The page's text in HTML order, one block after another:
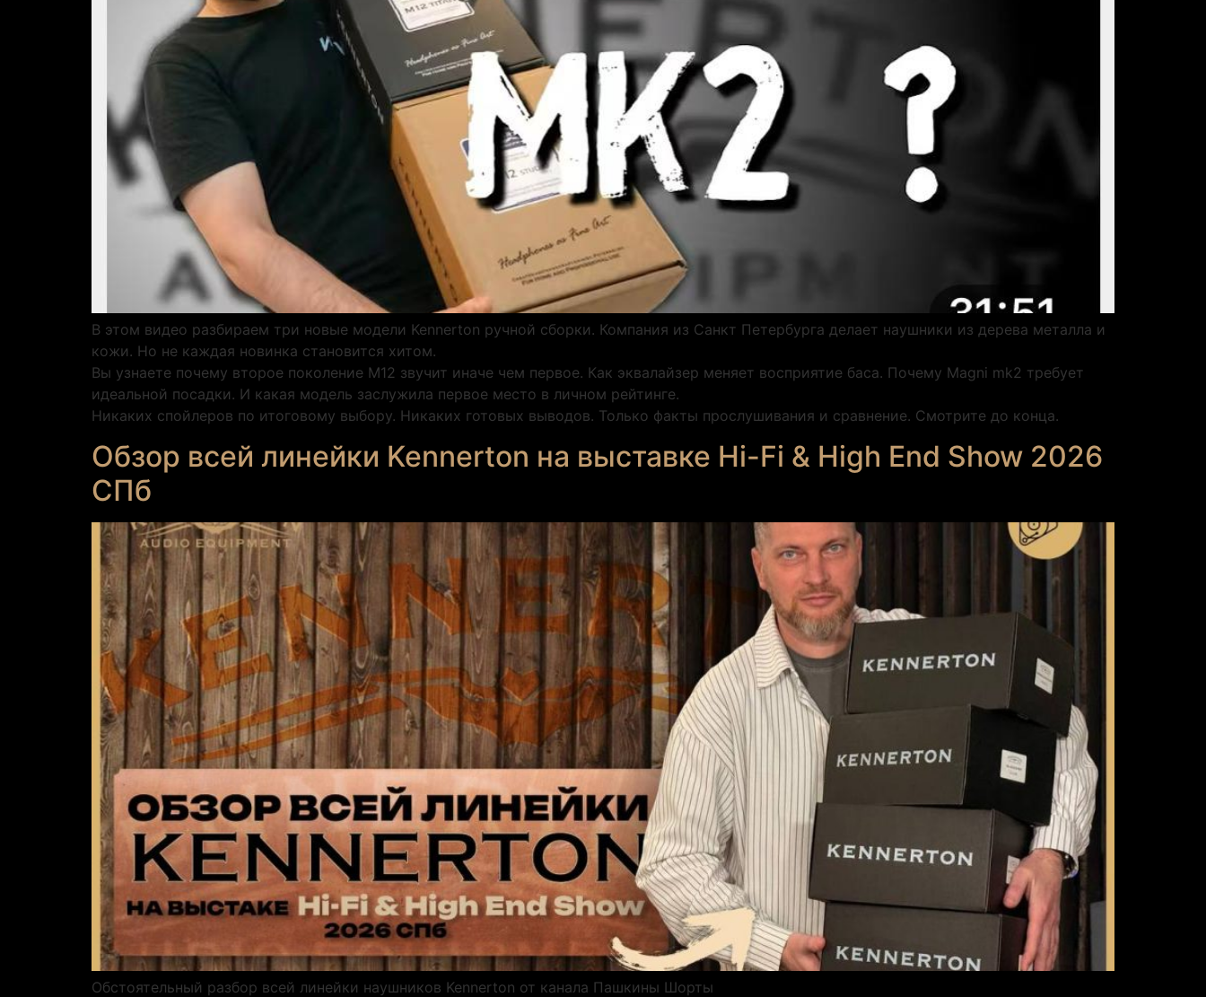
В этом видео разбираем три новые модели Kennerton ручной сборки. Компания из Санкт Петербурга делает наушники из дерева металла и
кожи. Но не каждая новинка становится хитом.
Вы узнаете почему второе поколение М12 звучит иначе чем первое. Как эквалайзер меняет восприятие баса. Почему Magni mk2 требует
идеальной посадки. И какая модель заслужила первое место в личном рейтинге.
Никаких спойлеров по итоговому выбору. Никаких готовых выводов. Только факты прослушивания и сравнение. Смотрите до конца.
Обзор всей линейки Kennerton на выставке Hi-Fi & High End Show 2026
СПб
Обстоятельный разбор всей линейки наушников Kennerton от канала Пашкины Шорты